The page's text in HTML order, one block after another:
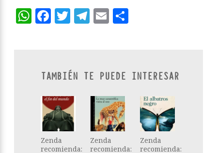
WhatsApp
Facebook
Twitter
Telegram
Email
TAMBIÉN TE PUEDE INTERESAR
Zenda
recomienda:
Zenda
recomienda:
Zenda
recomienda: